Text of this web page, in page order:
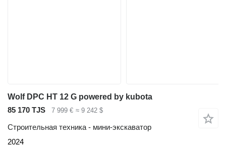
Wolf DPC HT 12 G powered by kubota
85 170 TJS
7 999 € ≈ 9 242 $
Строительная техника - мини-экскаватор
2024